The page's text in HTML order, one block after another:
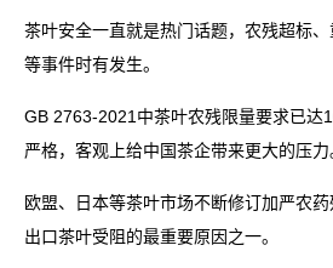
茶叶安全一直就是热门话题，农残超标
等事件时有发生。
GB 2763-2021中茶叶农残限量要求已达
严格，客观上给中国茶企带来更大的压力
欧盟、日本等茶叶市场不断修订加严农
出口茶叶受阻的最重要原因之一。